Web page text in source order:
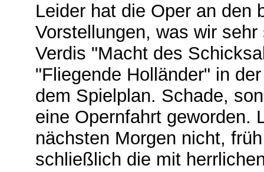
Leider hat die Oper an den
Vorstellungen, was wir
Verdis "Macht des
"Fliegende Holländer" in
dem Spielplan. Schade,
eine Opernfahrt geworden.
nächsten Morgen nicht,
schließlich die mit